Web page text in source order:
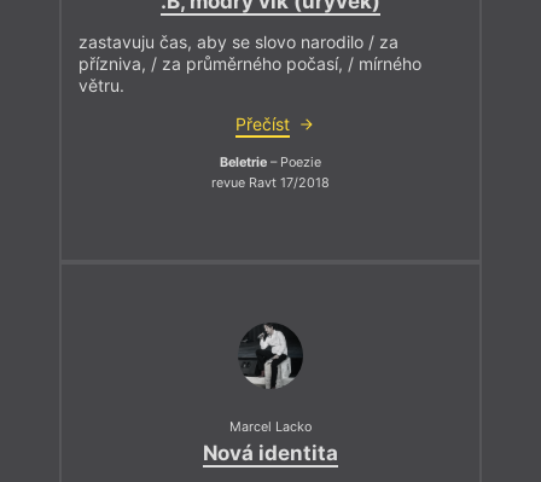
zastavuju čas, aby se slovo narodilo / za
přízniva, / za průměrného počasí, / mírného
větru.
Přečíst
Beletrie – Poezie
revue Ravt 17/2018
Marcel Lacko
Nová identita